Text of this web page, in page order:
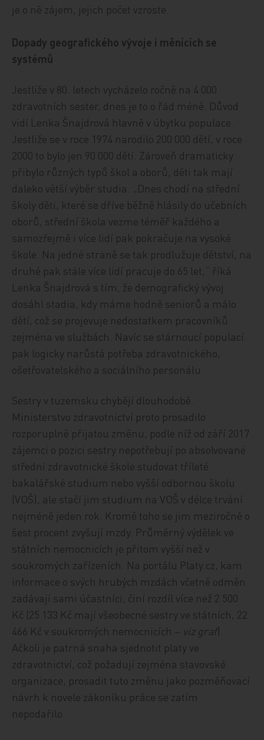
je o ně zájem, jejich počet vzroste.
Dopady geografického vývoje i měnících se
systémů
Jestliže v 80. letech vycházelo ročně na 4 000
zdravotních sester, dnes je to o řád méně. Důvod
vidí Lenka Šnajdrová hlavně v úbytku populace.
Jestliže se v roce 1974 narodilo 200 000 dětí, v roce
2000 to bylo jen 90 000 dětí. Zároveň dramaticky
přibylo různých typů škol a oborů, děti tak mají
daleko větší výběr studia. „Dnes chodí na střední
školy děti, které se dříve běžně hlásily do učebních
oborů, střední škola vezme téměř každého a
samozřejmě i více lidí pak pokračuje na vysoké
škole. Na jedné straně se tak prodlužuje dětství, na
druhé pak stále více lidí pracuje do 65 let,“ říká
Lenka Šnajdrová s tím, že demografický vývoj
dosáhl stadia, kdy máme hodně seniorů a málo
dětí, což se projevuje nedostatkem pracovníků
zejména ve službách. Navíc se stárnoucí populací
pak logicky narůstá potřeba zdravotnického,
ošetřovatelského a sociálního personálu.
Sestry v tuzemsku chybějí dlouhodobě.
Ministerstvo zdravotnictví proto prosadilo
rozporuplně přijatou změnu, podle níž od září 2017
zájemci o pozici sestry nepotřebují po absolvované
střední zdravotnické škole studovat tříleté
bakalářské studium nebo vyšší odbornou školu
(VOŠ), ale stačí jim studium na VOŠ v délce trvání
nejméně jeden rok. Kromě toho se jim meziročně o
šest procent zvyšují mzdy. Průměrný výdělek ve
státních nemocnicích je přitom vyšší než v
soukromých zařízeních. Na portálu Platy.cz, kam
informace o svých hrubých mzdách včetně odměn
zadávají sami účastníci, činí rozdíl více než 2 500
Kč (25 133 Kč mají všeobecné sestry ve státních, 22
466 Kč v soukromých nemocnicích – viz graf).
Ačkoli je patrná snaha sjednotit platy ve
zdravotnictví, což požadují zejména stavovské
organizace, prosadit tuto změnu jako pozměňovací
návrh k novele zákoníku práce se zatím
nepodařilo.